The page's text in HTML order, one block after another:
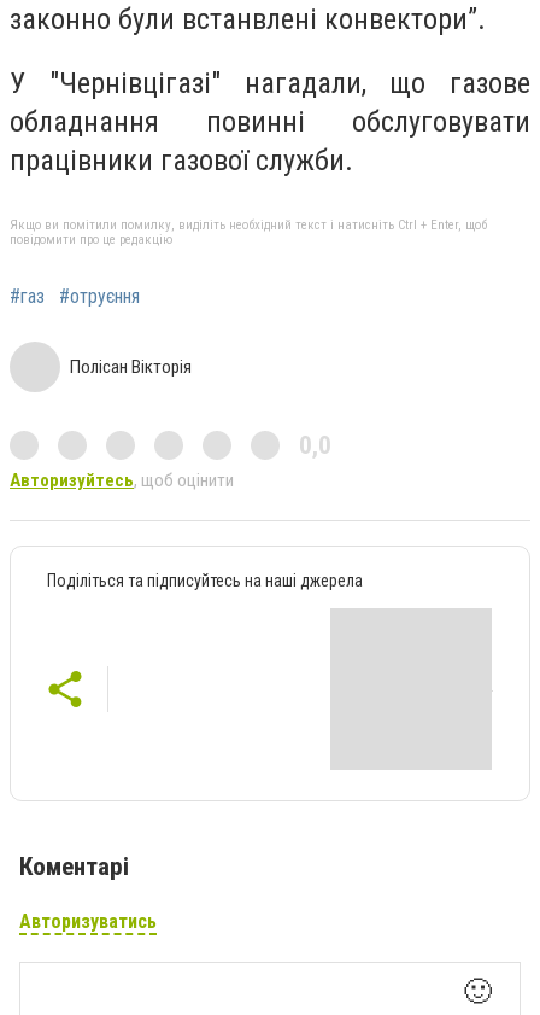
законно були встанвлені конвектори”.
У "Чернівцігазі" нагадали, що газове
обладнання повинні обслуговувати
працівники газової служби.
Якщо ви помітили помилку, виділіть необхідний текст і натисніть Ctrl + Enter, щоб
повідомити про це редакцію
#газ #отруєння
Полісан Вікторія
0,0
Авторизуйтесь, щоб оцінити
Поділіться та підписуйтесь на наші джерела
Коментарі
Авторизуватись
🙂